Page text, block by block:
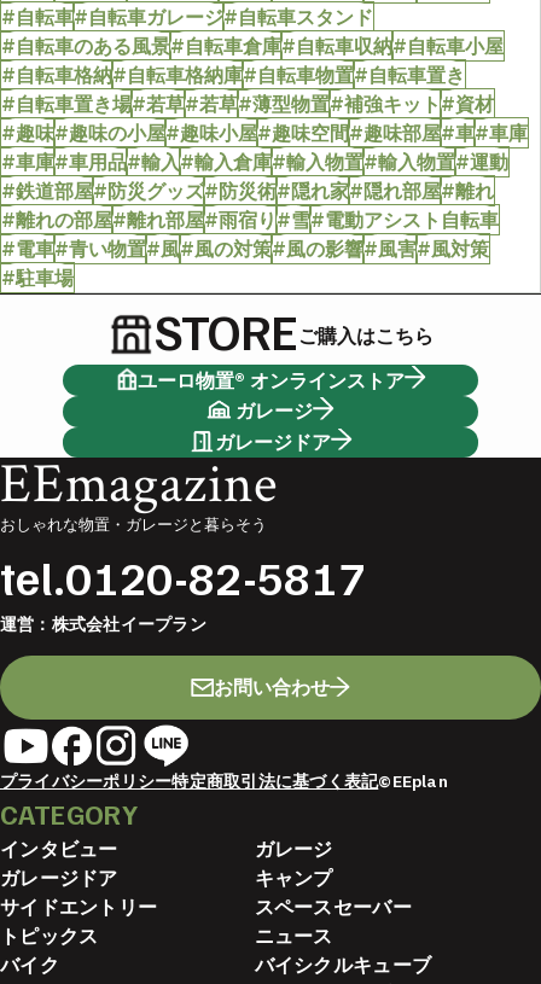
#自転車#自転車ガレージ#自転車スタンド
#自転車のある風景#自転車倉庫#自転車収納#自転車小屋
#自転車格納#自転車格納庫#自転車物置#自転車置き
#自転車置き場#若草#若草#薄型物置#補強キット#資材
#趣味#趣味の小屋#趣味小屋#趣味空間#趣味部屋#車#車庫
#車庫#車用品#輸入#輸入倉庫#輸入物置#輸入物置#運動
#鉄道部屋#防災グッズ#防災術#隠れ家#隠れ部屋#離れ
#離れの部屋#離れ部屋#雨宿り#雪#電動アシスト自転車
#電車#青い物置#風#風の対策#風の影響#風害#風対策
#駐車場
STOREご購入はこちら
ユーロ物置® オンラインストア
ガレージ
ガレージドア
EEmagazine
おしゃれな物置・ガレージと暮らそう
tel.0120-82-5817
運営： 株式会社イープラン
お問い合わせ
プライバシーポリシー特定商取引法に基づく表記©EEplan
CATEGORY
インタビュー
ガレージ
ガレージドア
キャンプ
サイドエントリー
スペースセーバー
トピックス
ニュース
バイク
バイシクルキューブ